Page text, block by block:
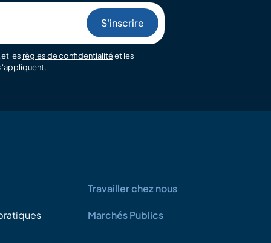
les règles de confidentialitéet les
Travailler chez nous
Marchés Publics